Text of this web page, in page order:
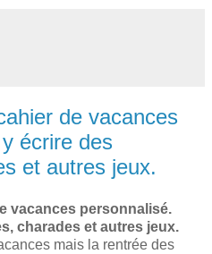
de vacances
écrire des
et autres jeux.
vacances personnalisé.
charades et autres jeux.
mais la rentrée des